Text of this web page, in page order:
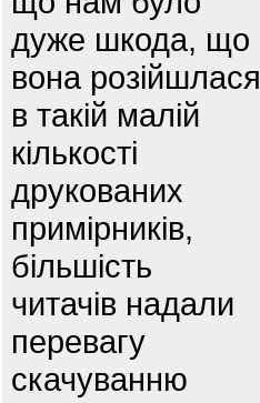
дуже шкода, що
вона розійшлася
в такій малій
кількості
друкованих
примірників,
більшість
читачів надали
перевагу
скачуванню